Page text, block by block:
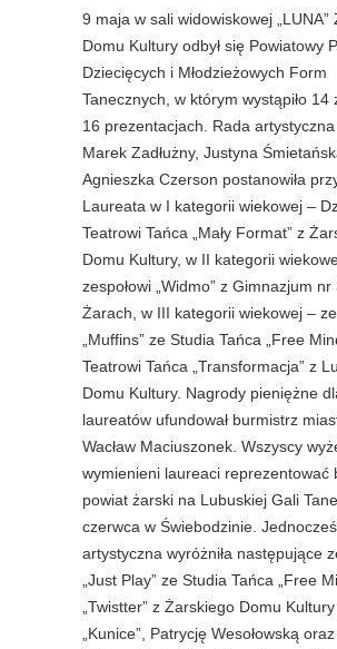
9 maja w sali widowiskowej „LUNA”
Domu Kultury odbył się Powiatowy
Dziecięcych i Młodzieżowych Form
Tanecznych, w którym wystąpiło 14
16 prezentacjach. Rada artystyczna
Marek Zadłużny, Justyna
Agnieszka Czerson postanowiła
Laureata w I kategorii wiekowej –
Teatrowi Tańca „Mały Format” z
Domu Kultury, w II kategorii
zespołowi „Widmo” z Gimnazjum nr
Żarach, w III kategorii wiekowej –
„Muffins” ze Studia Tańca „Free
Teatrowi Tańca „Transformacja” z
Domu Kultury. Nagrody pieniężne
laureatów ufundował burmistrz
Wacław Maciuszonek. Wszyscy
wymienieni laureaci reprezentować
powiat żarski na Lubuskiej Gali
czerwca w Świebodzinie.
artystyczna wyróżniła następujące
„Just Play” ze Studia Tańca „Free
„Twistter” z Żarskiego Domu
„Kunice”, Patrycję Wesołowską